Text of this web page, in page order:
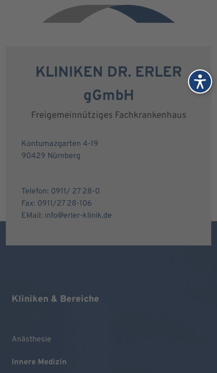
KLINIKEN DR. ERLER
gGmbH
Freigemeinnütziges Fachkrankenhaus
Kontumazgarten 4-19
90429 Nürnberg
Telefon: 0911/ 27 28-0
Fax: 0911/27 28-106
EMail: info@erler-klinik.de
Kliniken & Bereiche
Anästhesie
Innere Medizin